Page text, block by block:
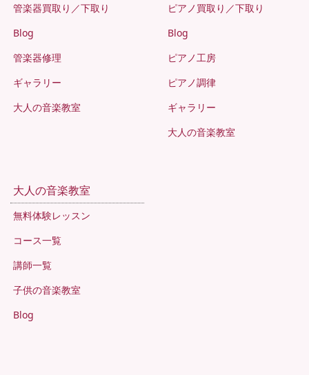
管楽器買取り／下取り
Blog
管楽器修理
ギャラリー
大人の音楽教室
ピアノ買取り／下取り
Blog
ピアノ工房
ピアノ調律
ギャラリー
大人の音楽教室
大人の音楽教室
無料体験レッスン
コース一覧
講師一覧
子供の音楽教室
Blog